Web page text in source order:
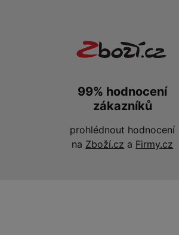
99% hodnocení
zákazníků
prohlédnout hodnocení
na Zboží.cz a Firmy.cz